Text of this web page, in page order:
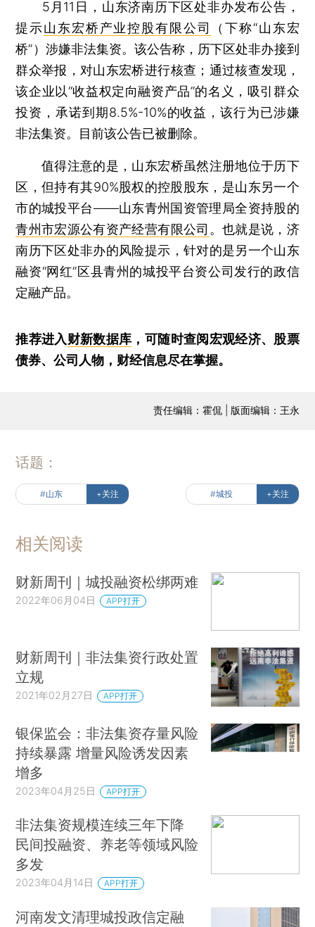
5月11日，山东济南历下区处非办发布公告，
提示山东宏桥产业控股有限公司
（下称“山东宏
桥”）涉嫌非法集资。该公告称，历下区处非办接到
群众举报，对山东宏桥进行核查；通过核查发现，
该企业以“收益权定向融资产品”的名义，吸引群众
投资，承诺到期8.5%-10%的收益，该行为已涉嫌
非法集资。目前该公告已被删除。
值得注意的是，山东宏桥虽然注册地位于历下
区，但持有其90%股权的控股股东，是山东另一个
市的城投平台——山东青州国资管理局全资持股的
青州市宏源公有资产经营有限公司 。也就是说，济
南历下区处非办的风险提示，针对的是另一个山东
融资“网红”区县青州的城投平台资公司发行的政信
定融产品。
推荐进入财新数据库 ，可随时查阅宏观经济、股票
债券、公司人物，财经信息尽在掌握。
责任编辑：霍侃 | 版面编辑：王永
话题：
#山东 +关注 #城投 +关注
相关阅读
财新周刊｜城投融资松绑两难
2022年06月04日 APP打开
财新周刊｜非法集资行政处置
立规
2021年02月27日 APP打开
银保监会：非法集资存量风险
持续暴露 增量风险诱发因素
增多
2023年04月25日 APP打开
非法集资规模连续三年下降
民间投融资、养老等领域风险
多发
2023年04月14日 APP打开
河南发文清理城投政信定融